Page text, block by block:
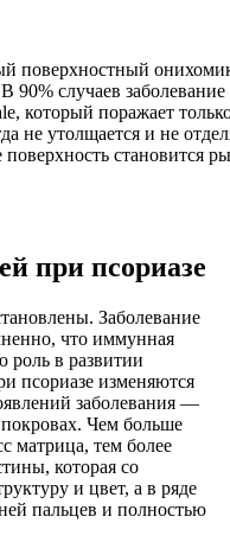
поверхностный
90% случаев
который поражает
не утолщается и не
становится
при псориазе
Заболевание
что иммунная
роль в развитии
псориазе изменяются
заболевания —
Чем больше
матрица, тем более
которая со
и цвет, а в ряде
пальцев и полностью